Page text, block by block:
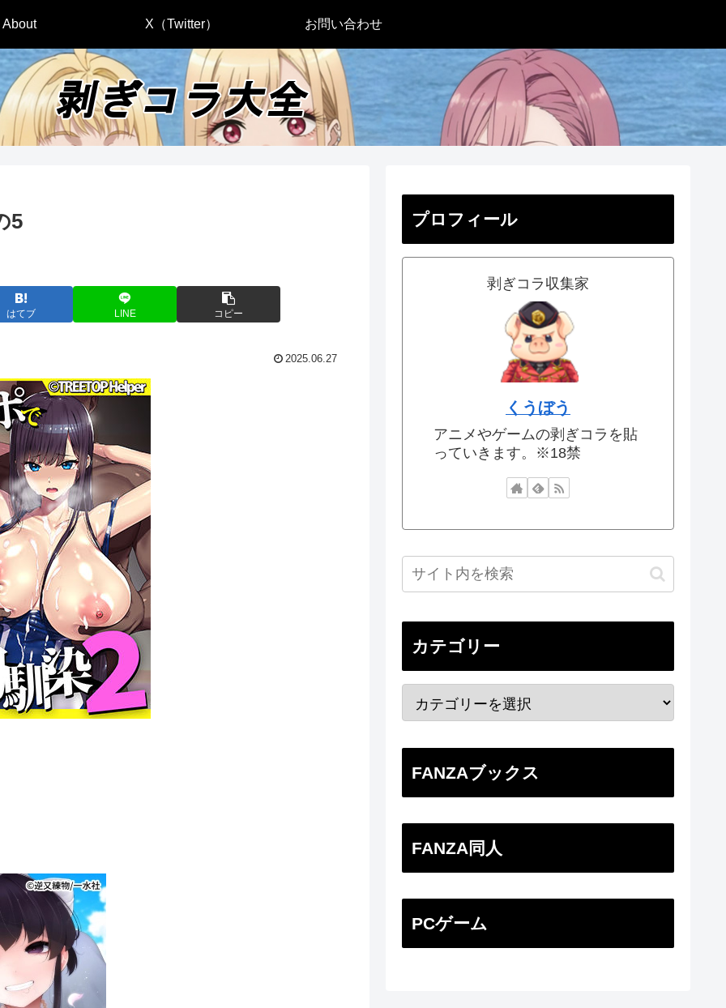
About X（Twitter） お問い合わせ
5
はてブ LINE コピー
2025.06.27
プロフィール
剥ぎコラ収集家
くうぼう
アニメやゲームの剥ぎコラを貼
っていきます。※18禁
カテゴリー
FANZAブックス
FANZA同人
PCゲーム